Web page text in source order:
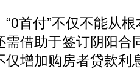
首付”不仅不能从
需借助于签订阴阳合
仅增加购房者贷款利